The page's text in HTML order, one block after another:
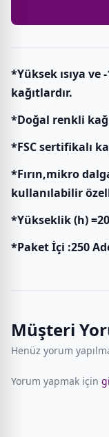
*Yüksek ısıya
kağıtlardır.
*Doğal renkli
*FSC sertifikalı
*Fırın,mikro
kullanılabilir
*Yükseklik (h)
*Paket İçi :250
Müşteri
Henüz yorum
Yorum yapmak için